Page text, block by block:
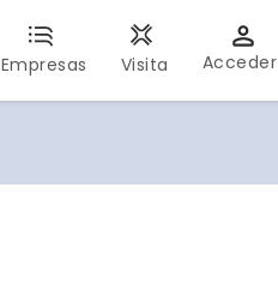
Empresas Visita Acceder